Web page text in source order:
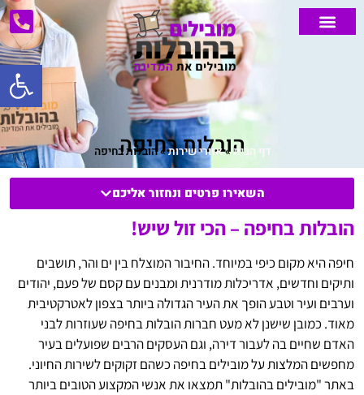
הובלות בחיפהדף הבית»אזורי שירות»הובלות בחיפה
השאירו פרטים ונחזור אליכם
הובלות בחיפה – הכי זול שיש!
חיפה היא מקום כיפי במיוחד. החיבור המוצלח בין ים והר, תושבים
ותיקים וחדשים, אדריכלות מודרנית ומבנים עם קסם של פעם, יהודים
וערבים ועיר וטבע הופך את העיר הגדולה ביותר בצפון לאטרקטיבית
מאוד. כמובן שישנן לא מעט חברות הובלות בחיפה שעוזרות לבני
האדם שחיים בה לעבור דירה, וגם העסקים הרבים שפועלים בעיר
מחפשים המלצות על מובילים בחיפה כשהם זקוקים לשירות החיוני.
באתר "מובילים בהובלות" תמצאו את אנשי המקצוע הטובים ביותר
פתח